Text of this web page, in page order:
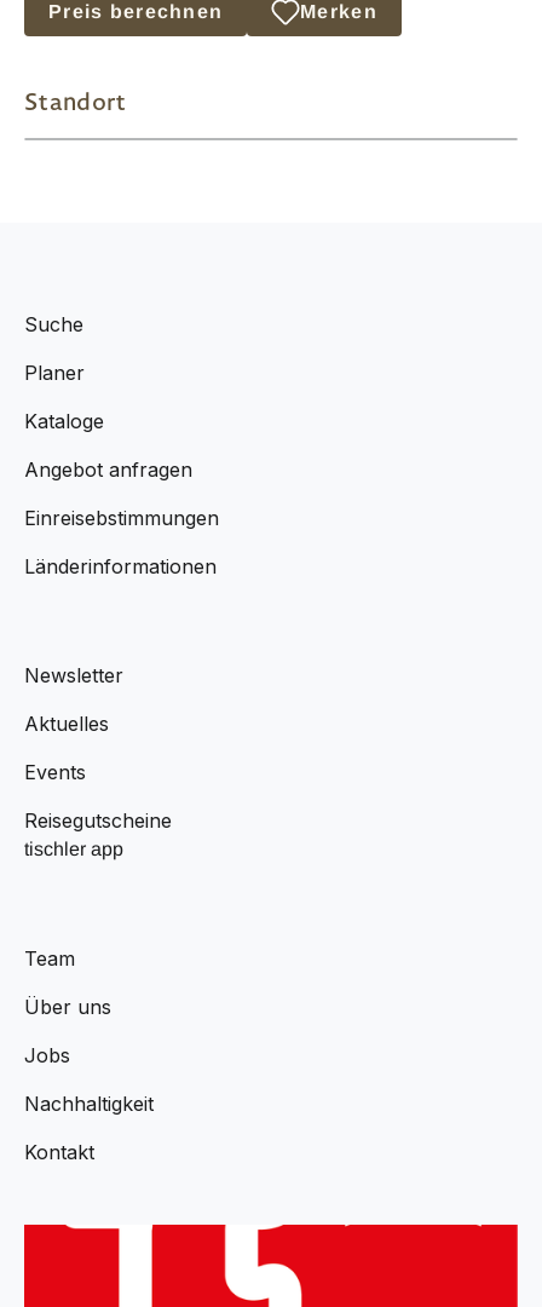
Preis berechnen Merken
Standort
Suche
Planer
Kataloge
Angebot anfragen
Einreisebstimmungen
Länderinformationen
Newsletter
Aktuelles
Events
Reisegutscheine
tischler app
Team
Über uns
Jobs
Nachhaltigkeit
Kontakt